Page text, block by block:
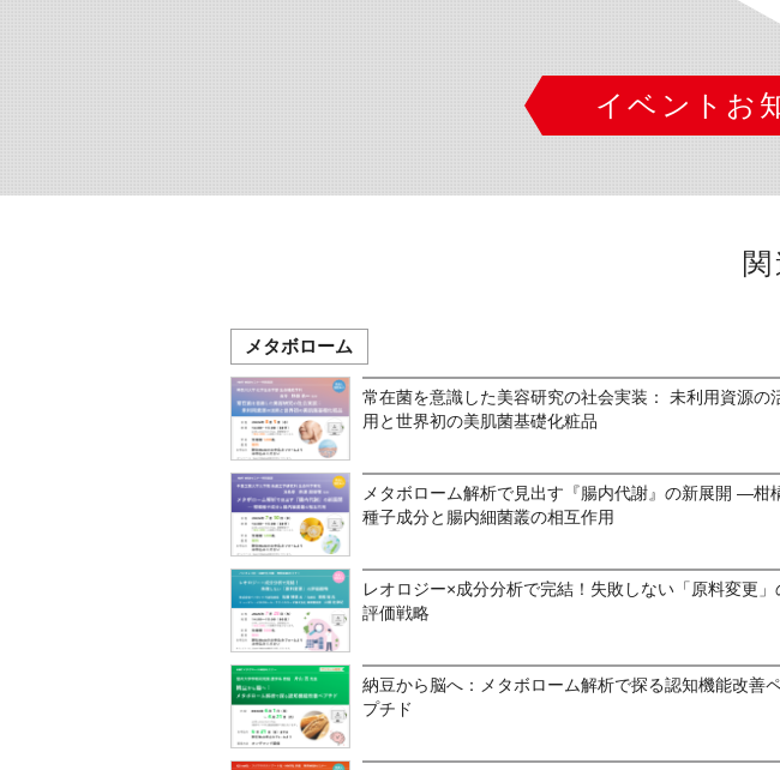
イベントお
メタボローム
常在菌を意識した美容研究の社会実装： 未利用資源の
用と世界初の美肌菌基礎化粧品
メタボローム解析で見出す『腸内代謝』の新展開 —柑
種子成分と腸内細菌叢の相互作用
レオロジー×成分分析で完結！失敗しない「原料変更」
評価戦略
納豆から脳へ：メタボローム解析で探る認知機能改善
プチド